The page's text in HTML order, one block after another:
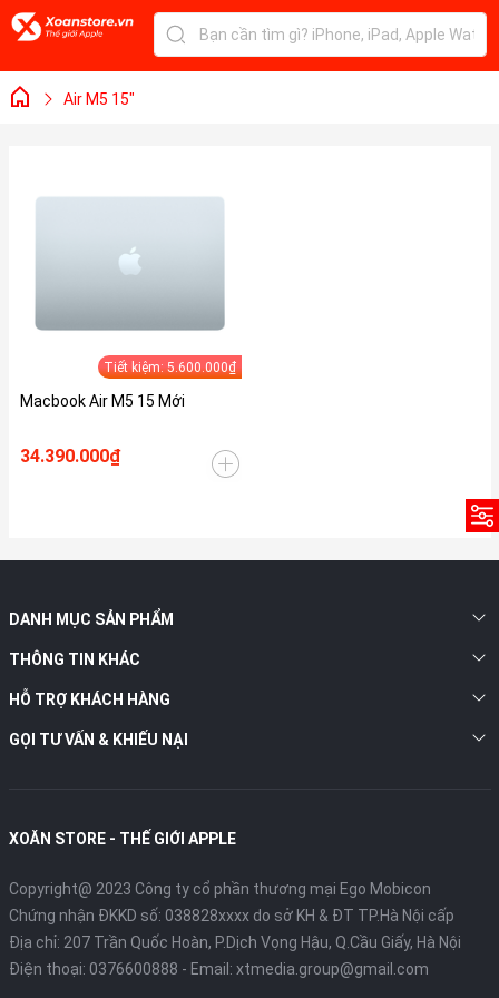
Air M5 15"
Tiết kiệm: 5.600.000₫
Macbook Air M5 15 Mới
34.390.000₫
DANH MỤC SẢN PHẨM
THÔNG TIN KHÁC
HỖ TRỢ KHÁCH HÀNG
GỌI TƯ VẤN & KHIẾU NẠI
XOĂN STORE - THẾ GIỚI APPLE
Copyright@ 2023 Công ty cổ phần thương mại Ego Mobicon
Chứng nhận ĐKKD số: 038828xxxx do sở KH & ĐT TP.Hà Nội cấp
Địa chỉ: 207 Trần Quốc Hoàn, P.Dịch Vọng Hậu, Q.Cầu Giấy, Hà Nội
Điện thoại: 0376600888 - Email: xtmedia.group@gmail.com